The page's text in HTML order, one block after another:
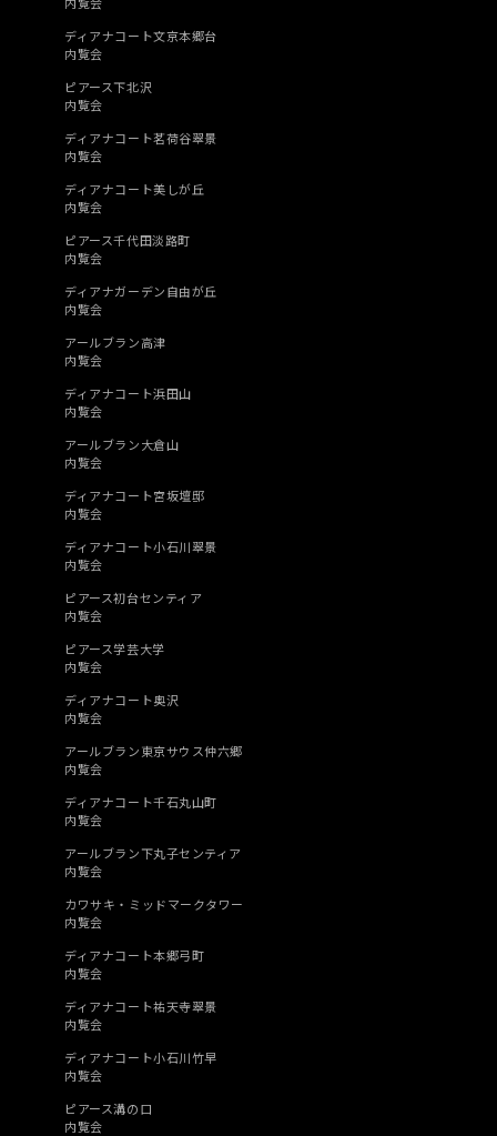
ディアナコート文京本郷台
内覧会
ピアース下北沢
内覧会
ディアナコート茗荷谷翠景
内覧会
ディアナコート美しが丘
内覧会
ピアース千代田淡路町
内覧会
ディアナガーデン自由が丘
内覧会
アールブラン高津
内覧会
ディアナコート浜田山
内覧会
アールブラン大倉山
内覧会
ディアナコート宮坂壇邸
内覧会
ディアナコート小石川翠景
内覧会
ピアース初台センティア
内覧会
ピアース学芸大学
内覧会
ディアナコート奥沢
内覧会
アールブラン東京サウス仲六郷
内覧会
ディアナコート千石丸山町
内覧会
アールブラン下丸子センティア
内覧会
カワサキ・ミッドマークタワー
内覧会
ディアナコート本郷弓町
内覧会
ディアナコート祐天寺翠景
内覧会
ディアナコート小石川竹早
内覧会
ピアース溝の口
内覧会